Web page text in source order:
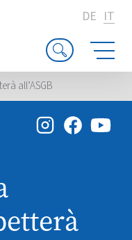
DE IT
all’ASGB